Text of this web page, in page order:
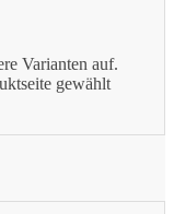
Varianten auf.
gewählt